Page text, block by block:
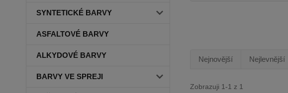
SYNTETICKÉ BARVY
ASFALTOVÉ BARVY
ALKYDOVÉ BARVY
BARVY VE SPREJI
Nejnovější Nejlevnější
Zobrazuji 1-1 z 1